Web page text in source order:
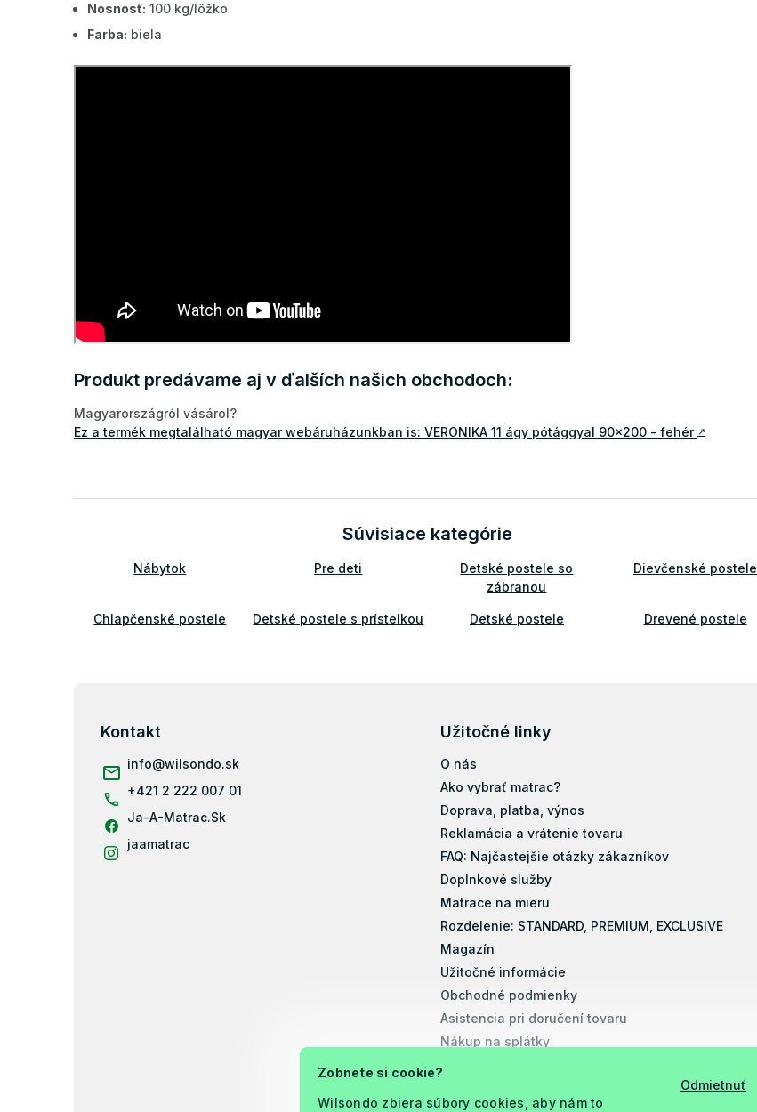
Zobnete si cookie?
Wilsondo zbiera súbory cookies, aby nám to
Odmietnuť
Nosnosť: 100 kg/lôžko
Farba: biela
Produkt predávame aj v ďalších našich obchodoch:
Magyarországról vásárol?
Ez a termék megtalálható magyar webáruházunkban is: VERONIKA 11 ágy pótággyal 90x200 - fehér ↗
Súvisiace kategórie
Nábytok Pre deti
Detské postele so
zábranou
Dievčenské postele
Chlapčenské postele Detské postele s prístelkou Detské postele Drevené postele
Kontakt
info@wilsondo.sk
+421 2 222 007 01
Ja-A-Matrac.Sk
jaamatrac
Užitočné linky
O nás
Ako vybrať matrac?
Doprava, platba, výnos
Reklamácia a vrátenie tovaru
FAQ: Najčastejšie otázky zákazníkov
Doplnkové služby
Matrace na mieru
Rozdelenie: STANDARD, PREMIUM, EXCLUSIVE
Magazín
Užitočné informácie
Obchodné podmienky
Asistencia pri doručení tovaru
Nákup na splátky
Montážne návody